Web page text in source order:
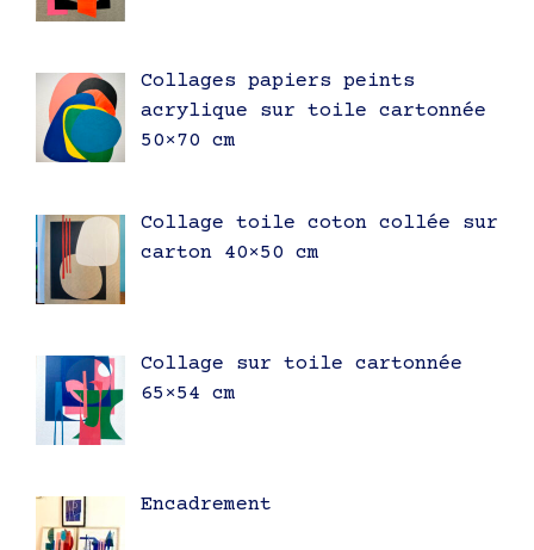
Collages papiers peints
acrylique sur toile cartonnée
50×70 cm
Collage toile coton collée sur
carton 40×50 cm
Collage sur toile cartonnée
65×54 cm
Encadrement